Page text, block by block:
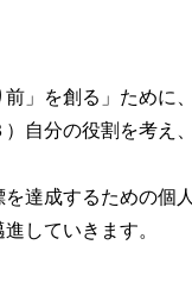
」を創る」ために、
自分の役割を考え、
達成するための個人
していきます。